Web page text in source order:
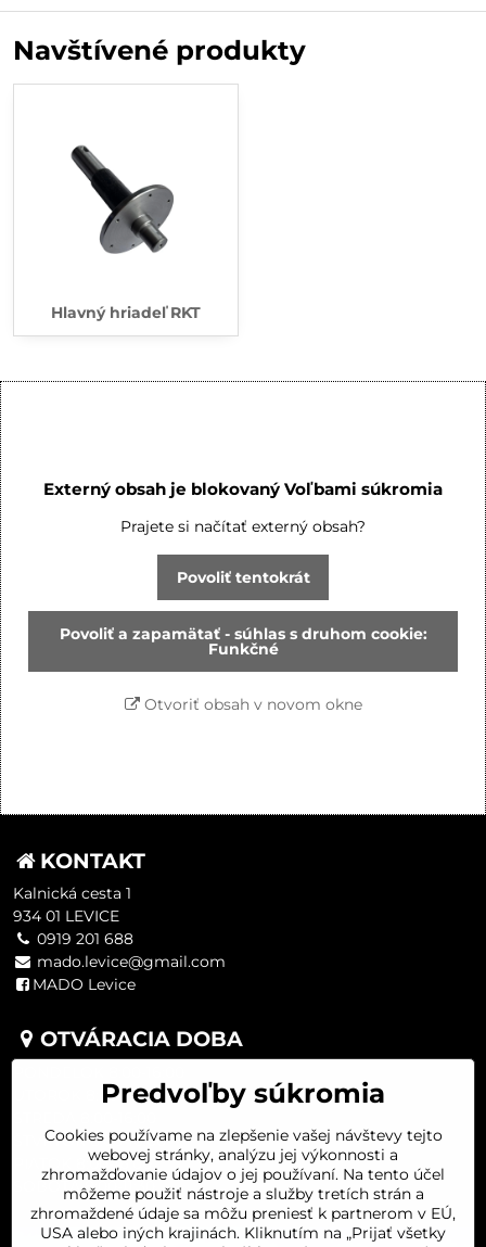
Navštívené produkty
Hlavný hriadeľ RKT
Externý obsah je blokovaný Voľbami súkromia
Prajete si načítať externý obsah?
Povoliť tentokrát
Povoliť a zapamätať - súhlas s druhom cookie:
Funkčné
Otvoriť obsah v novom okne
KONTAKT
Kalnická cesta 1
934 01 LEVICE
0919 201 688
mado.levice@gmail.com
MADO Levice
OTVÁRACIA DOBA
UTOROK 8:00-16:00
ŠTVRTOK 8:00-16:00
PIATOK 8:00-16:00
SOBOTA 8:00-11:30
Predvoľby súkromia
Cookies používame na zlepšenie vašej návštevy tejto
webovej stránky, analýzu jej výkonnosti a
zhromažďovanie údajov o jej používaní. Na tento účel
môžeme použiť nástroje a služby tretích strán a
zhromaždené údaje sa môžu preniesť k partnerom v EÚ,
USA alebo iných krajinách. Kliknutím na „Prijať všetky